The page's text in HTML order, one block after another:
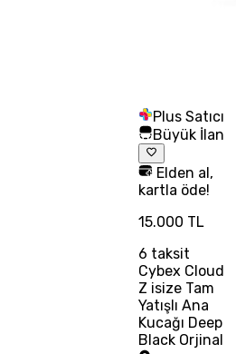
Plus Satıcı
Büyük İlan
Elden al,
kartla öde!
15.000 TL
6 taksit
Cybex Cloud
Z isize Tam
Yatışlı Ana
Kucağı Deep
Black Orjinal